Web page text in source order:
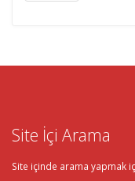
Site İçi Arama
Site içinde arama yapmak